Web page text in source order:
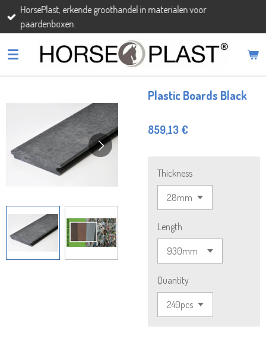
Passer
principal
HorsePlast, erkende groothandel in materialen voor
paardenboxen.
Plastic Boards Black
859,13 €
Thickness
Length
Quantity